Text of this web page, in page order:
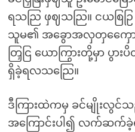
ရသညြ ဖှဈသညြ။ ငယစြ
သူမ၏ အခွောအလှတှကှေောင
တြှငြ ယောကြွားတို့မှာ ပွား
ရှိခဲ့ရလသညြေ။
ဒီကြားထဲကမှ ခင်မျိုးလွင်သ
အကြောင်းပါ၍ လက်ဆက်ခဲ့ရ